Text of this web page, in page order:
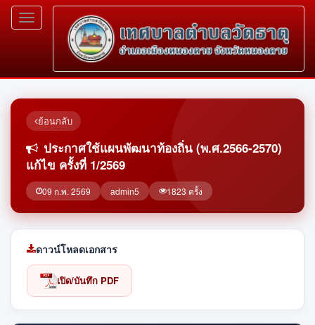
Toggle
navigation
ย้อนกลับ
ประกาศใช้แผนพัฒนาท้องถิ่น (พ.ศ.2566-2570)
แก้ไข ครั้งที่ 1/2569
09 ก.พ. 2569 admin5 1823 ครั้ง
ดาวน์โหลดเอกสาร
เปิด/บันทึก PDF